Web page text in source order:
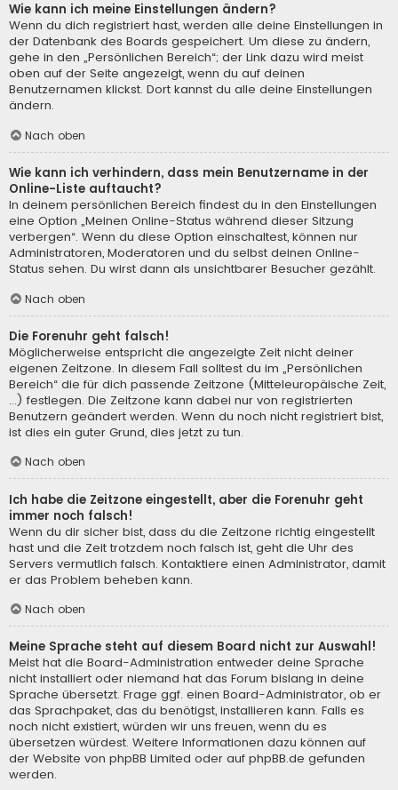
Wie kann ich meine Einstellungen ändern?
Wenn du dich registriert hast, werden alle deine Einstellungen in
der Datenbank des Boards gespeichert. Um diese zu ändern,
gehe in den „Persönlichen Bereich“; der Link dazu wird meist
oben auf der Seite angezeigt, wenn du auf deinen
Benutzernamen klickst. Dort kannst du alle deine Einstellungen
ändern.
Nach oben
Wie kann ich verhindern, dass mein Benutzername in der
Online-Liste auftaucht?
In deinem persönlichen Bereich findest du in den Einstellungen
eine Option „Meinen Online-Status während dieser Sitzung
verbergen“. Wenn du diese Option einschaltest, können nur
Administratoren, Moderatoren und du selbst deinen Online-
Status sehen. Du wirst dann als unsichtbarer Besucher gezählt.
Nach oben
Die Forenuhr geht falsch!
Möglicherweise entspricht die angezeigte Zeit nicht deiner
eigenen Zeitzone. In diesem Fall solltest du im „Persönlichen
Bereich“ die für dich passende Zeitzone (Mitteleuropäische Zeit,
...) festlegen. Die Zeitzone kann dabei nur von registrierten
Benutzern geändert werden. Wenn du noch nicht registriert bist,
ist dies ein guter Grund, dies jetzt zu tun.
Nach oben
Ich habe die Zeitzone eingestellt, aber die Forenuhr geht
immer noch falsch!
Wenn du dir sicher bist, dass du die Zeitzone richtig eingestellt
hast und die Zeit trotzdem noch falsch ist, geht die Uhr des
Servers vermutlich falsch. Kontaktiere einen Administrator, damit
er das Problem beheben kann.
Nach oben
Meine Sprache steht auf diesem Board nicht zur Auswahl!
Meist hat die Board-Administration entweder deine Sprache
nicht installiert oder niemand hat das Forum bislang in deine
Sprache übersetzt. Frage ggf. einen Board-Administrator, ob er
das Sprachpaket, das du benötigst, installieren kann. Falls es
noch nicht existiert, würden wir uns freuen, wenn du es
übersetzen würdest. Weitere Informationen dazu können auf
der Website von phpBB Limited oder auf phpBB.de gefunden
werden.